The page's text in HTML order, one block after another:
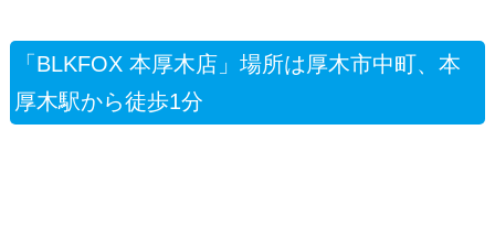
「BLKFOX 本厚木店」場所は厚木市中町、本
厚木駅から徒歩1分